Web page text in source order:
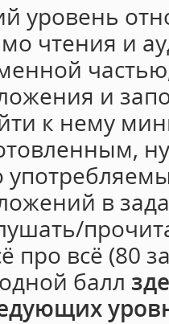
уровень
чтения и
и
к нему
в
про всё (80
балл